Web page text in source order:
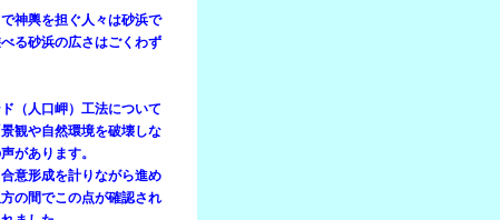
神輿を担ぐ人々は砂浜で
る砂浜の広さはごくわず
（人口岬）工法について
観や自然環境を破壊しな
があります。
意形成を計りながら進め
の間でこの点が確認され